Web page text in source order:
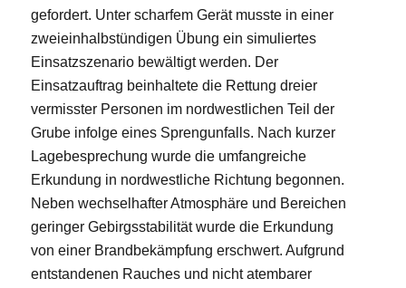
gefordert. Unter scharfem Gerät musste in einer
zweieinhalbstündigen Übung ein simuliertes
Einsatzszenario bewältigt werden. Der
Einsatzauftrag beinhaltete die Rettung dreier
vermisster Personen im nordwestlichen Teil der
Grube infolge eines Sprengunfalls. Nach kurzer
Lagebesprechung wurde die umfangreiche
Erkundung in nordwestliche Richtung begonnen.
Neben wechselhafter Atmosphäre und Bereichen
geringer Gebirgsstabilität wurde die Erkundung
von einer Brandbekämpfung erschwert. Aufgrund
entstandenen Rauches und nicht atembarer